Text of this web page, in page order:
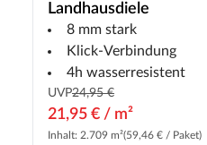
Landhausdiele
8 mm stark
Klick-Verbindung
4h wasserresistent
UVP24,95 €
21,95 € / m²
Inhalt: 2.709 m²(59,46 € / Paket)